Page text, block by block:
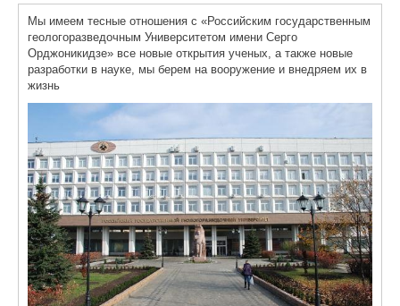
Мы имеем тесные отношения с «Российским государственным
геологоразведочным Университетом имени Серго
Орджоникидзе» все новые открытия ученых, а также новые
разработки в науке, мы берем на вооружение и внедряем их в
жизнь